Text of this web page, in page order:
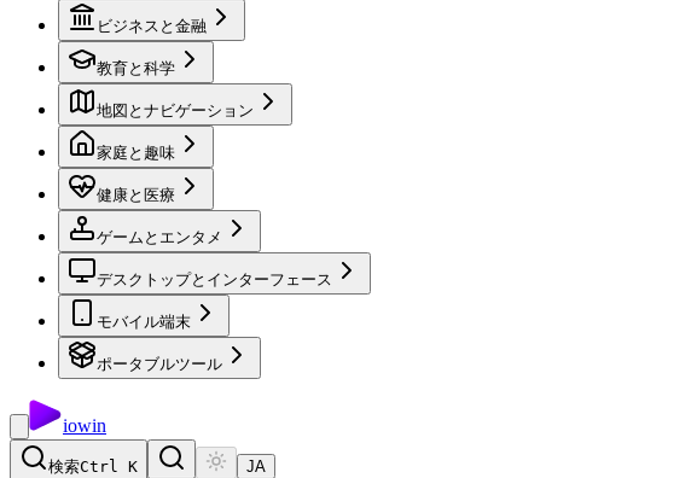
ビジネスと金融
教育と科学
地図とナビゲーション
家庭と趣味
健康と医療
ゲームとエンタメ
デスクトップとインターフェース
モバイル端末
ポータブルツール
iowin
検索Ctrl K JA